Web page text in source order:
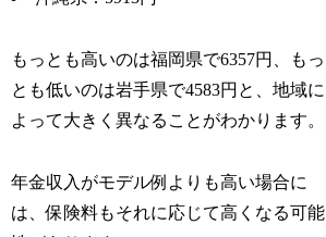
もっとも高いのは福岡県で6357円、もっ
とも低いのは岩手県で4583円と、地域に
よって大きく異なることがわかります。
年金収入がモデル例よりも高い場合に
は、保険料もそれに応じて高くなる可能